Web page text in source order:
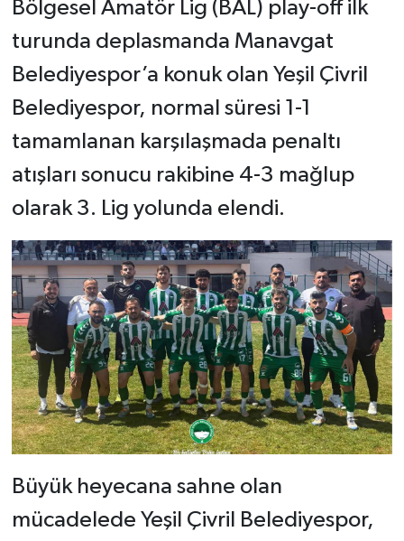
Bölgesel Amatör Lig (BAL) play-off ilk
turunda deplasmanda Manavgat
Belediyespor’a konuk olan Yeşil Çivril
Belediyespor, normal süresi 1-1
tamamlanan karşılaşmada penaltı
atışları sonucu rakibine 4-3 mağlup
olarak 3. Lig yolunda elendi.
Büyük heyecana sahne olan
mücadelede Yeşil Çivril Belediyespor,